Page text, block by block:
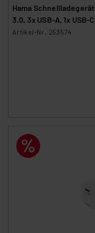
Hama Schnellladegerät
3.0, 3x USB-A, 1x USB-
Artikel-Nr. 253574